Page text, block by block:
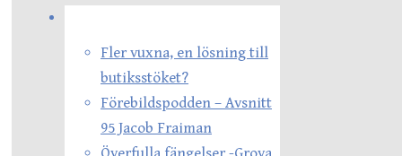
Fler vuxna, en lösning till
butiksstöket?
Förebildspodden – Avsnitt
95 Jacob Fraiman